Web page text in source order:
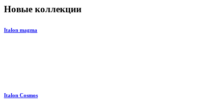
Новые коллекции
Italon magma
Italon Cosmos